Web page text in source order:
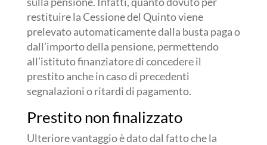
restituire la Cessione del Quinto viene
prelevato automaticamente dalla busta paga o
dall’importo della pensione, permettendo
all’istituto finanziatore di concedere il
prestito anche in caso di precedenti
segnalazioni o ritardi di pagamento.
Prestito non finalizzato
Ulteriore vantaggio è dato dal fatto che la